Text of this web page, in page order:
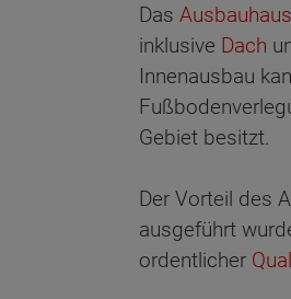
Das Ausbauhaus
inklusive Dach
Innenausbau
Gebiet besitzt.
Der Vorteil des
ausgeführt
ordentlicher